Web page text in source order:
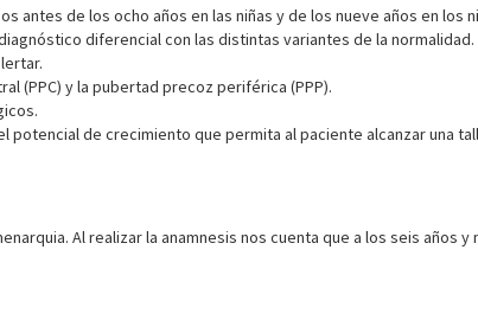
antes de los ocho años en las niñas y de los nueve años en los
diferencial con las distintas variantes de la
(PPC) y la pubertad precoz periférica (PPP).
de crecimiento que permita al paciente alcanzar una
Al realizar la anamnesis nos cuenta que a los seis años y